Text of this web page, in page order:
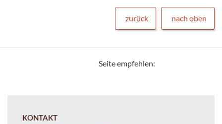
zurück nach oben
Seite empfehlen:
KONTAKT